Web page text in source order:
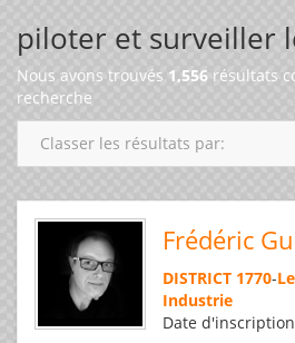
piloter et surveiller
Nous avons trouvés 1,556 résultats
recherche
Classer les résultats par:
Frédéric
DISTRICT 1770-
Industrie
Date